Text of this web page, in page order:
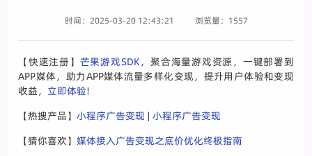
时间：2025-03-20 12:43:21 浏览量：1557
【快速注册】 芒果游戏SDK，聚合海量游戏资源，一键部署到
APP媒体，助力APP媒体流量多样化变现，提升用户体验和变现
收益， 立即体验!
【热搜产品】小程序广告变现 |小程序广告变现
【猜你喜欢】媒体接入广告变现之底价优化终极指南